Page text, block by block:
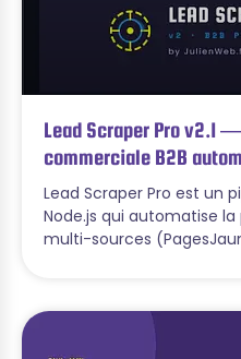
Lead Scraper Pro v2.1
commerciale B2B
Lead Scraper Pro est un
Node.js qui automatise la
multi-sources